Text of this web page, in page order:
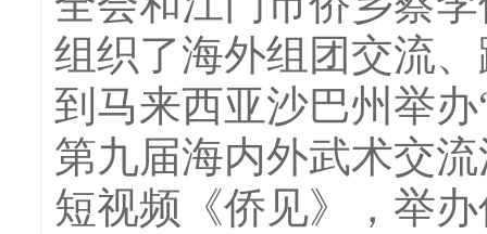
组织了海外组团交流
到马来西亚沙巴州举
第九届海内外武术交
短视频《侨见》，举